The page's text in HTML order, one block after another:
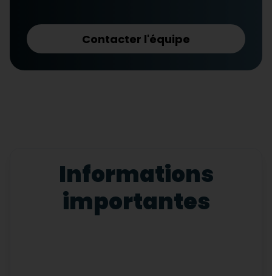
Contacter l'équipe
Informations
importantes